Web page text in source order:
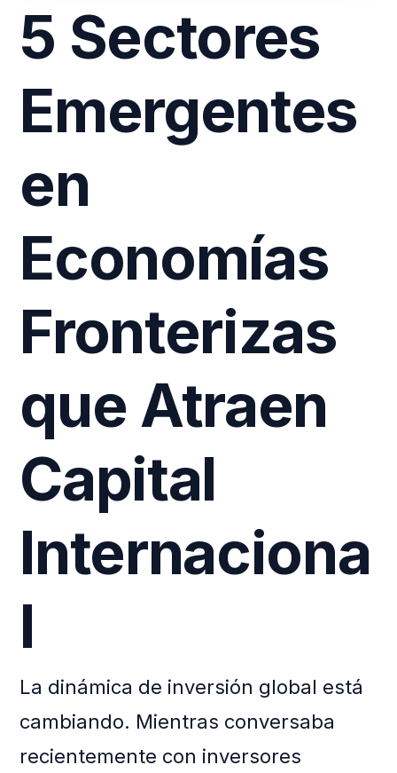
5 Sectores
Emergentes
en
Economías
Fronterizas
que Atraen
Capital
Internaciona
l
La dinámica de inversión global está
cambiando. Mientras conversaba
recientemente con inversores